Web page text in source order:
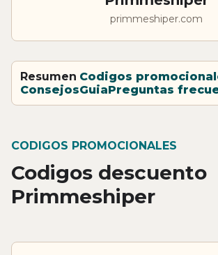
primmeshiper.com
Resumen Codigos
ConsejosGuiaPreguntas
CODIGOS PROMOCIONALES
Codigos descuento
Primmeshiper